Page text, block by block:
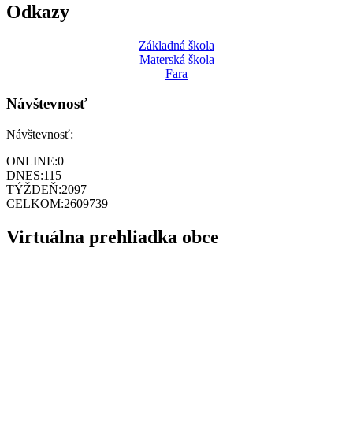
Odkazy
Základná škola
Materská škola
Fara
Návštevnosť
Návštevnosť:
ONLINE:0
DNES:115
TÝŽDEŇ:2097
CELKOM:2609739
Virtuálna prehliadka obce